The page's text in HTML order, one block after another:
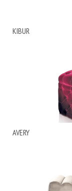
KIBUR
AVERY